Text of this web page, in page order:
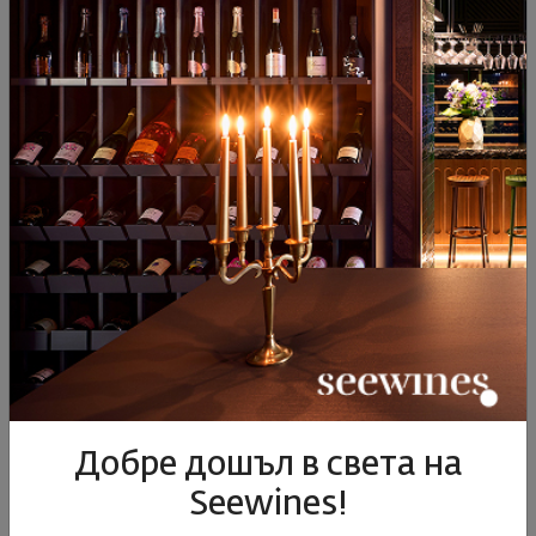
България | Купаж
лв.
Виж подобни продукти
ПОДОБНИ ПРОДУКТИ
Добре дошъл в света на
Seewines!